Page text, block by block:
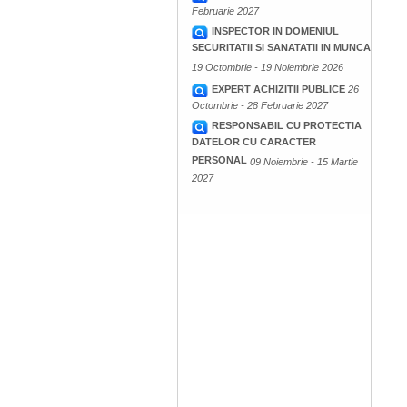
Februarie 2027
INSPECTOR IN DOMENIUL
SECURITATII SI SANATATII IN MUNCA
19 Octombrie - 19 Noiembrie 2026
EXPERT ACHIZITII PUBLICE 26
Octombrie - 28 Februarie 2027
RESPONSABIL CU PROTECTIA
DATELOR CU CARACTER
PERSONAL 09 Noiembrie - 15 Martie
2027